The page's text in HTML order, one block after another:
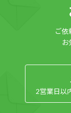
ご依
お
2営業日以